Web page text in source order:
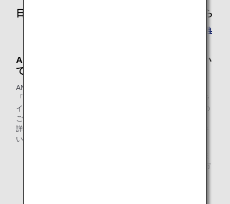
日本国内線区間 片道（1区間）4,000マイルから
ANA国内線アップグレード特典
ANAアップグレードポイントでのご利用につい
て*
ANA「ダイヤモンドサービス」・「プラチナサービス」・
「ブロンズサービス」各メンバーおよび、ANAスーパーフラ
イヤーズ会員のお客様は、ANAアップグレードポイントでの
ご利用も承ります。
詳しくは、ANAプレミアムメンバーサービスをご確認くださ
い。
アムメンバーならびにスーパーフライヤーズ本会員の方